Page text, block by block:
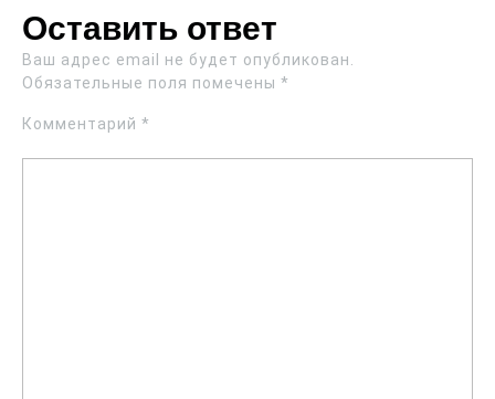
Оставить ответ
Ваш адрес email не будет опубликован.
Обязательные поля помечены *
Комментарий *